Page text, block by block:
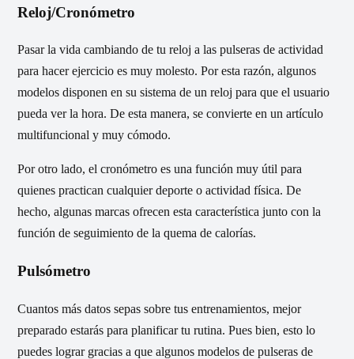
Reloj/Cronómetro
Pasar la vida cambiando de tu reloj a las pulseras de actividad
para hacer ejercicio es muy molesto. Por esta razón, algunos
modelos disponen en su sistema de un reloj para que el usuario
pueda ver la hora. De esta manera, se convierte en un artículo
multifuncional y muy cómodo.
Por otro lado, el cronómetro es una función muy útil para
quienes practican cualquier deporte o actividad física. De
hecho, algunas marcas ofrecen esta característica junto con la
función de seguimiento de la quema de calorías.
Pulsómetro
Cuantos más datos sepas sobre tus entrenamientos, mejor
preparado estarás para planificar tu rutina. Pues bien, esto lo
puedes lograr gracias a que algunos modelos de pulseras de